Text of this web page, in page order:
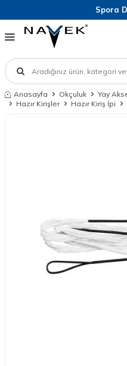
Spora
Anasayfa Okçuluk Yay
Hazır Kirişler
Hazır Kiriş İpi